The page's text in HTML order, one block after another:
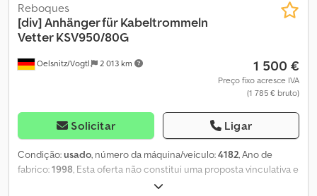
Oelsnitz/Vogtl. 2 013 km
Reboques
[div]Anhänger für Kabeltrommeln
Vetter KSV950/80G
1 500 €
Preço fixo acresce IVA
(1 785 € bruto)
Solicitar Ligar
Condição:usado, número da máquina/veículo:4182, Ano de
fabrico:1998, Esta oferta não constitui uma proposta vinculativa e
pode conter erros. Não há garantia quanto a todas as